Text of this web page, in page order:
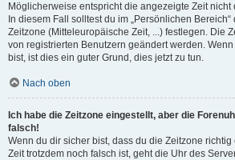
Möglicherweise entspricht die angezeigte Zeit
In diesem Fall solltest du im „Persönlichen
Zeitzone (Mitteleuropäische Zeit, ...) festlegen. Die
von registrierten Benutzern geändert werden.
bist, ist dies ein guter Grund, dies jetzt zu tun.
Nach oben
Ich habe die Zeitzone eingestellt, aber die
falsch!
Wenn du dir sicher bist, dass du die Zeitzone
Zeit trotzdem noch falsch ist, geht die Uhr des